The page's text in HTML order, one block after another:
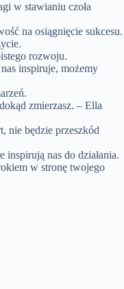
w stawianiu czoła
na osiągnięcie sukcesu.
rozwoju.
inspiruje, możemy
zmierzasz. – Ella
nie będzie przeszkód
nas do działania.
w stronę twojego